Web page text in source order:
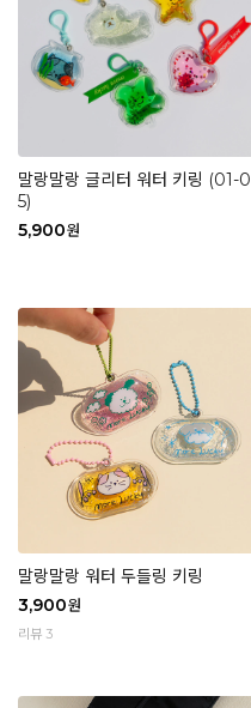
말랑말랑 글리터 워터 키링 (01-0
5)
5,900원
말랑말랑 워터 두들링 키링
3,900원
리뷰 3